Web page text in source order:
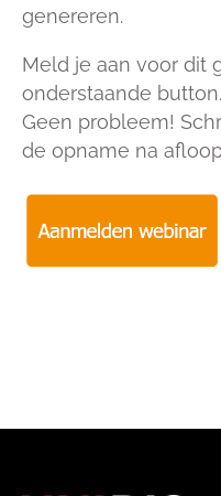
genereren.
Meld je aan voor dit
onderstaande
Geen probleem!
de opname na